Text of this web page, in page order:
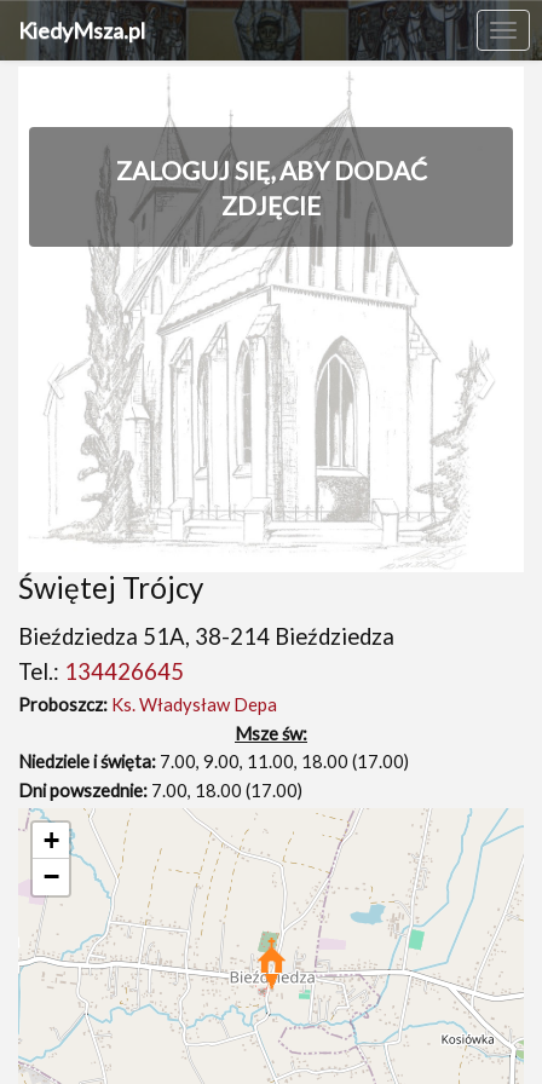
KiedyMsza.pl
ZALOGUJ SIĘ, ABY DODAĆ
ZDJĘCIE
‹ ›
Świętej Trójcy
Bieździedza 51A, 38-214 Bieździedza
Tel.: 134426645
Proboszcz: Ks. Władysław Depa
Msze św:
Niedziele i święta: 7.00, 9.00, 11.00, 18.00 (17.00)
Dni powszednie: 7.00, 18.00 (17.00)
+
−